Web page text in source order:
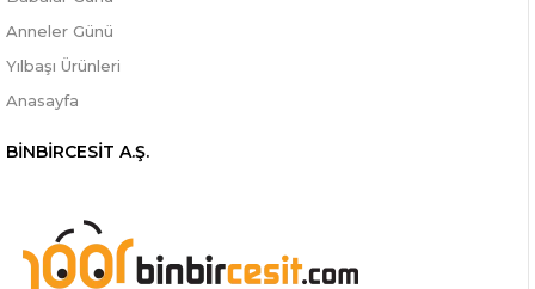
Anneler Günü
Yılbaşı Ürünleri
Anasayfa
BİNBİRCESİT A.Ş.